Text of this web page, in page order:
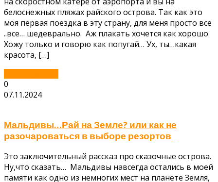
белоснежных пляжах райского острова. Так как это
моя первая поездка в эту страну, для меня просто все
..все… шедеврально. Аж плакать хочется как хорошо
Хожу только и говорю как попугай… Ух, ты…какая
красота, […]
0
07.11.2024
Мальдивы…Рай на Земле? или как не
разочароваться в выборе резортов
Это заключительный рассказ про сказочные острова.
Ну,что сказать… Мальдивы навсегда остались в моей
памяти как одно из немногих мест на планете Земля,